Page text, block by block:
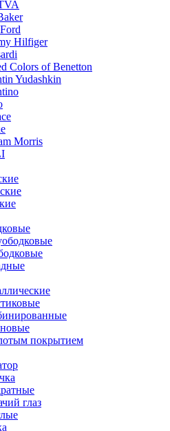
Hilfiger
Colors of Benetton
Yudashkin
Morris
покрытием
глаз